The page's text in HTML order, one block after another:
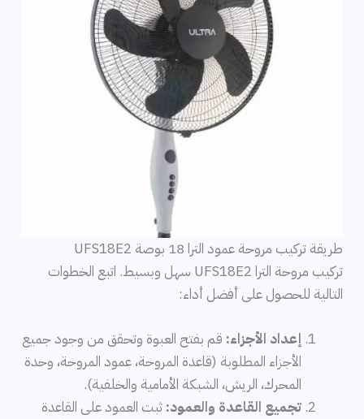
طريقة تركيب مروحة عمود الترا 18 بوصة UFS18E2
تركيب مروحة الترا UFS18E2 سهل وبسيط. اتبع الخطوات
التالية للحصول على أفضل أداء:
إعداد الأجزاء: قم بفتح العبوة وتحقق من وجود جميع
الأجزاء المطلوبة (قاعدة المروحة، عمود المروحة، وحدة
المحرك، الريش، الشبكة الأمامية والخلفية).
تجميع القاعدة والعمود: ثبت العمود على القاعدة